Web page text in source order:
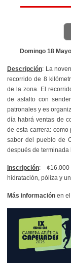
Domingo 18
Descripción: La
recorrido de 8
de la zona. El
de asfalto con
patronales y es
día habrá ventas de
de esta carrera:
sabor del pueblo de
después de terminada
Inscripción:
hidratación, póliza y
Más información en el